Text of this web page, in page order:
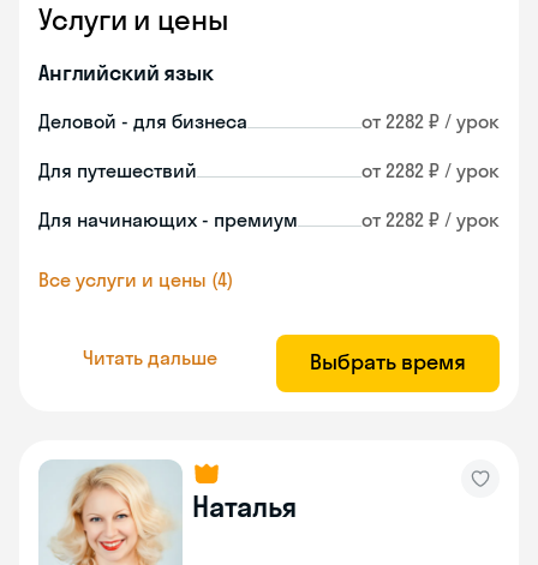
Услуги и цены
Английский язык
Деловой - для бизнеса от 2282 ₽ / урок
Для путешествий от 2282 ₽ / урок
Для начинающих - премиум от 2282 ₽ / урок
Все услуги и цены (4)
Читать дальше Выбрать время
Наталья